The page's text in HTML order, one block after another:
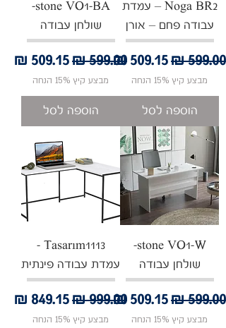
Noga BR2 – עמדת
עבודה פחם – אורן
מחיר רגילמחיר מבצע
מבצע קיץ 15% הנחה
הוספה לסל
stone VO1-BA-
שולחן עבודה
מחיר רגילמחיר
מבצע קיץ 15% הנחה
הוספה לסל
stone VO1-W-
שולחן עבודה
מחיר רגילמחיר מבצע
מבצע קיץ 15% הנחה
Tasarım1113 -
עמדת עבודה פינתית
מחיר רגילמחיר
מבצע קיץ 15% הנחה